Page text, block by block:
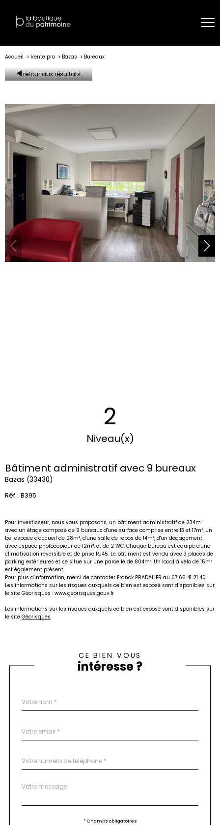
Accueil Vente pro Bazas Bureaux
retour aux résultats
2
Niveau(x)
Bâtiment administratif avec 9 bureaux
Bazas (33430)
Réf : B395
Pour investisseur, nous vous proposons, un bâtiment administratif de 234m²
avec un étage composé de 9 bureaux d'une surface comprise entre 13 et 17m², un
bel espace d'accueil de 28m², d'une salle de repos de 14m², d'un dégagement
avec espace photocopieur de 12m², et de 2 WC. Chaque bureau est equipé d'une
climatisation reversible et de prise RJ45. Le bâtiment est vendu avec 3 places de
parking extérieures et se situe sur une parcelle de 804m². Un local à vélo de 15m²
est également présent.
Pour plus d'information, merci de contacter Franck PRADALIER au 07 66 41 21 40
Les informations sur les risques auxquels ce bien est exposé sont disponibles sur
le site Géorisques : www.georisques.gouv.fr
Les informations sur les risques auxquels ce bien est exposé sont disponibles sur
le site Géorisques
CE BIEN VOUS
intéresse ?
par
*
*
*
Fieldset
Message
*
* Champs obligatoires